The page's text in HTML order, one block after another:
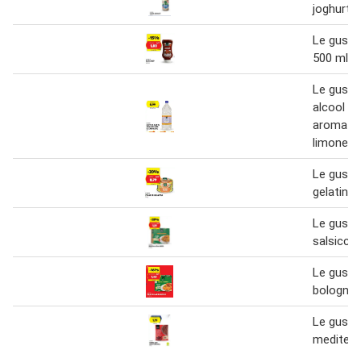
joghurt
Le
500 ml
Le
alcool
limone
Le
gelatina
Le
salsiccia
Le
Le